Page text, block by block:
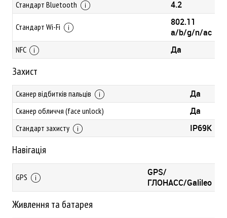
Стандарт Bluetooth 4.2
Стандарт Wi-Fi
802.11
a/b/g/n/ac
NFC Да
Захист
Сканер відбитків пальців Да
Сканер обличчя (face unlock) Да
Стандарт захисту IP69K
Навігація
GPS
GPS/
ГЛОНАСС/Galileo
Живлення та батарея